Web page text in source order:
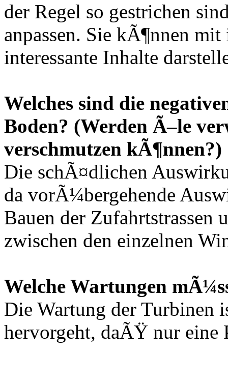
der Regel so gestrichen
anpassen. Sie kÃ¶nnen
interessante Inhalte
Welches sind die
Boden? (Werden Ã–le
verschmutzen kÃ¶nnen?)
Die schÃ¤dlichen
da vorÃ¼bergehende
Bauen der Zufahrtstrassen
zwischen den einzelnen
Welche Wartungen
Die Wartung der Turbinen
hervorgeht, daÃŸ nur eine